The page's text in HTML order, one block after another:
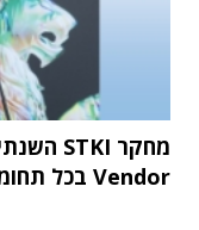
Vendor בכל תחומי שוק ה-IT